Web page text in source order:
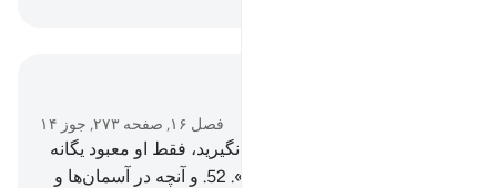
فصل ۱۶, صفحه ۲۷۳, جوز ۱۴
و الله فرمود: «دو معبود را نگیرید، فقط او معبود یگانه
است، پس (تنها) از من بترسید». 52
. و آنچه در آسمان‌ها و